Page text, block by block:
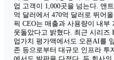
업 고객이 1,000곳을 넘는다. 앤
억 달러에서 470억 달러로 뛰어
픽 CEO는 매출과 사용량이 내부
웃돌았다고 밝혔다. 최근 시리즈
업가치 평가액에서도 오픈AI를
존 등으로부터 대규모 인프라 투